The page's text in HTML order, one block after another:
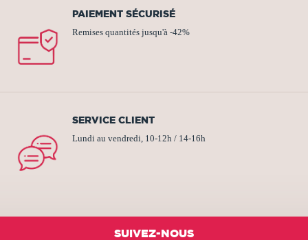
PAIEMENT SÉCURISÉ
Remises quantités jusqu'à -42%
SERVICE CLIENT
Lundi au vendredi, 10-12h / 14-16h
SUIVEZ-NOUS